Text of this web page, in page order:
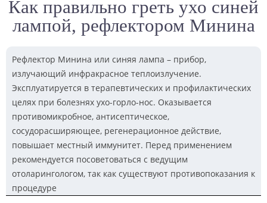
Как правильно греть ухо синей
лампой, рефлектором Минина
Рефлектор Минина или синяя лампа – прибор,
излучающий инфракрасное теплоизлучение.
Эксплуатируется в терапевтических и профилактических
целях при болезнях ухо-горло-нос. Оказывается
противомикробное, антисептическое,
сосудорасширяющее, регенерационное действие,
повышает местный иммунитет. Перед применением
рекомендуется посоветоваться с ведущим
отоларингологом, так как существуют противопоказания к
процедуре